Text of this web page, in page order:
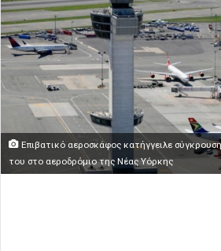
Επιβατικό αεροσκάφος κατήγγειλε
του στο αεροδρόμιο της Νέας Υόρκης